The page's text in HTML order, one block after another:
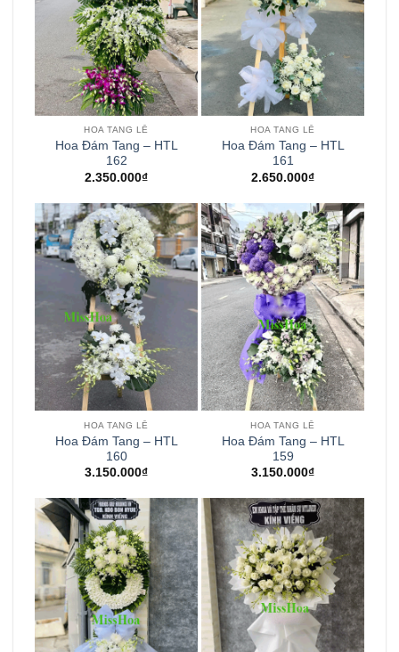
HOA TANG LỄ
Hoa Đám Tang – HTL
162
2.350.000₫
HOA TANG LỄ
Hoa Đám Tang – HTL
161
2.650.000₫
HOA TANG LỄ
Hoa Đám Tang – HTL
160
3.150.000₫
HOA TANG LỄ
Hoa Đám Tang – HTL
159
3.150.000₫